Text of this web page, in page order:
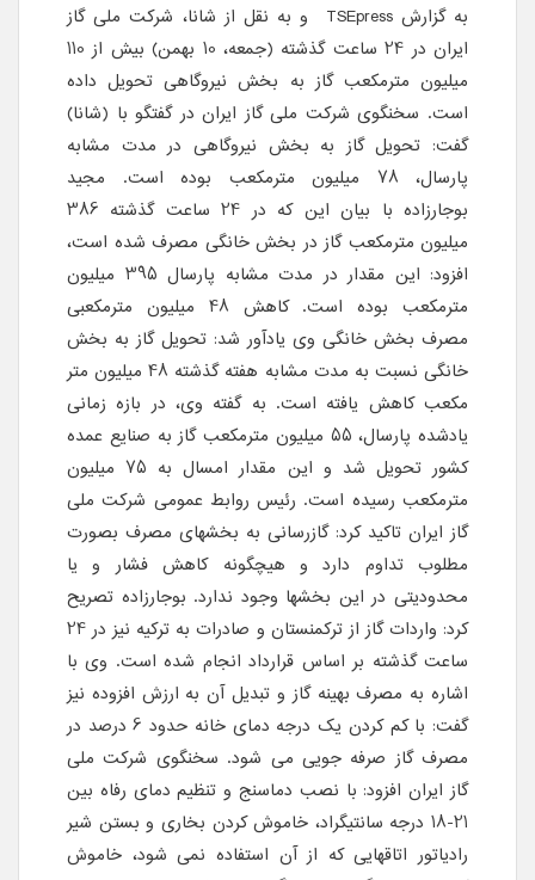
به گزارش TSEpress و به نقل از شانا، شرکت ملی گاز
ایران در 24 ساعت گذشته (جمعه، 10 بهمن) بیش از 110
میلیون مترمکعب گاز به بخش نیروگاهی تحویل داده
است. سخنگوی شرکت ملی گاز ایران در گفتگو با (شانا)
گفت: تحویل گاز به بخش نیروگاهی در مدت مشابه
پارسال، 78 میلیون مترمکعب بوده است. مجید
بوجارزاده با بیان این که در 24 ساعت گذشته 386
میلیون مترمکعب گاز در بخش خانگی مصرف شده است،
افزود: این مقدار در مدت مشابه پارسال 395 میلیون
مترمکعب بوده است. کاهش 48 میلیون مترمکعبی
مصرف بخش خانگی وی یادآور شد: تحویل گاز به بخش
خانگی نسبت به مدت مشابه هفته گذشته 48 میلیون متر
مکعب کاهش یافته است. به گفته وی، در بازه زمانی
یادشده پارسال، 55 میلیون مترمکعب گاز به صنایع عمده
کشور تحویل شد و این مقدار امسال به 75 میلیون
مترمکعب رسیده است. رئیس روابط عمومی شرکت ملی
گاز ایران تاکید کرد: گازرسانی به بخشهای مصرف بصورت
مطلوب تداوم دارد و هیچگونه کاهش فشار و یا
محدودیتی در این بخشها وجود ندارد. بوجارزاده تصریح
کرد: واردات گاز از ترکمنستان و صادرات به ترکیه نیز در 24
ساعت گذشته بر اساس قرارداد انجام شده است. وی با
اشاره به مصرف بهینه گاز و تبدیل آن به ارزش افزوده نیز
گفت: با کم کردن یک درجه دمای خانه حدود 6 درصد در
مصرف گاز صرفه جویی می شود. سخنگوی شرکت ملی
گاز ایران افزود: با نصب دماسنج و تنظیم دمای رفاه بین
21-18 درجه سانتیگراد، خاموش کردن بخاری و بستن شیر
رادیاتور اتاقهایی که از آن استفاده نمی شود، خاموش